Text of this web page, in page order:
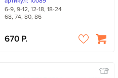
6-9, 9-12, 12-18, 18-24
68, 74, 80, 86
670